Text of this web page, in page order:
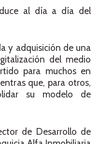
al día a día del
y adquisición de una
del medio
para muchos en
que, para otros,
su modelo de
de Desarrollo de